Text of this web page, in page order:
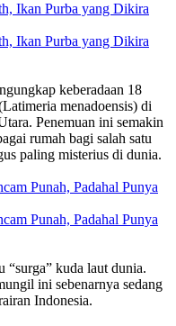
Ikan Purba yang Dikira
Ikan Purba yang Dikira
keberadaan 18
menadoensis) di
Penemuan ini semakin
rumah bagi salah satu
paling misterius di dunia.
Punah, Padahal Punya
Punah, Padahal Punya
“surga” kuda laut dunia.
ini sebenarnya sedang
Indonesia.